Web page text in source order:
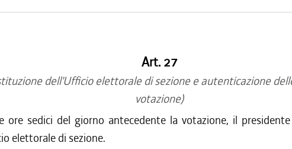
Art. 27
dell'Ufficio elettorale di sezione e autenticazione
votazione)
ore sedici del giorno antecedente la votazione, il
elettorale di sezione.